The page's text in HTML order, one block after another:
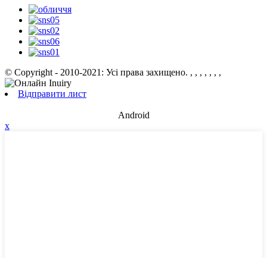
© Copyright - 2010-2021: Усі права захищено. , , , , , , ,
Відправити лист
Android
x